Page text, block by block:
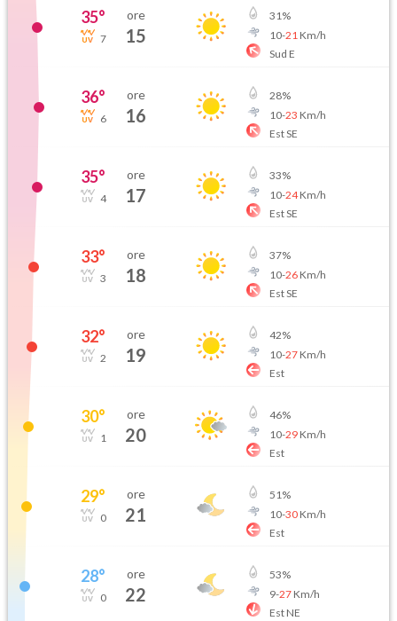
35°
7
ore
15
31%
10-21 Km/h
Sud E
36°
6
ore
16
28%
10-23 Km/h
Est SE
35°
4
ore
17
33%
10-24Km/h
Est SE
33°
3
ore
18
37%
10-26Km/h
Est SE
32°
2
ore
19
42%
10-27Km/h
Est
30°
1
ore
20
46%
10-29Km/h
Est
29°
0
ore
21
51%
10-30Km/h
Est
28°
0
ore
22
53%
9-27Km/h
Est NE